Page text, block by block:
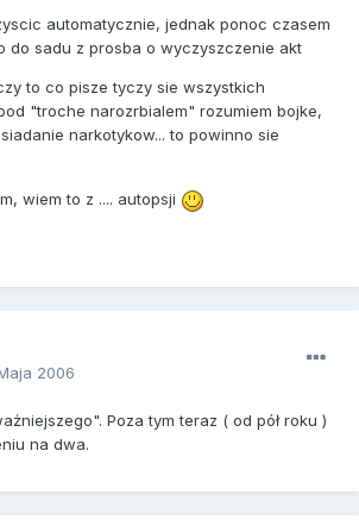
automatycznie, jednak ponoc czasem
do sadu z prosba o wyczyszczenie akt
to co pisze tyczy sie wszystkich
"troche narozrbialem" rozumiem bojke,
narkotykow... to powinno sie
wiem to z .... autopsji
2006
Poza tym teraz ( od pół roku )
na dwa.